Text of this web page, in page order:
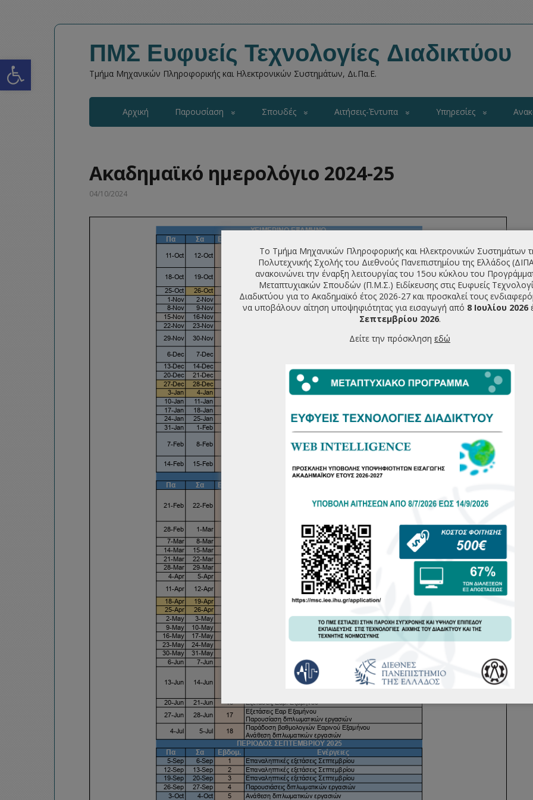
Open toolbar ΠΜΣ Ευφυείς Τεχνολογίες Διαδικτύου
Τμήμα Μηχανικών Πληροφορικής και Ηλεκτρονικών Συστημάτων, Δι.Πα.Ε.
Αρχική Παρουσίαση Σπουδές Αιτήσεις-Έντυπα Υπηρεσίες
Ακαδημαϊκό ημερολόγιο 2024-25
04/10/2024
Το Τμήμα Μηχανικών Πληροφορικής και Ηλεκτρονικών Συστημάτων
Πολυτεχνικής Σχολής του Διεθνούς Πανεπιστημίου της Ελλάδος
ανακοινώνει την έναρξη λειτουργίας του 15ου κύκλου του
Μεταπτυχιακών Σπουδών (Π.Μ.Σ.) Ειδίκευσης στις Ευφυείς
Διαδικτύου για το Ακαδημαϊκό έτος 2026-27 και προσκαλεί τους
να υποβάλουν αίτηση υποψηφιότητας για εισαγωγή από 8 Ιουλίου 2026
Σεπτεμβρίου 2026.
Δείτε την πρόσκληση εδώ